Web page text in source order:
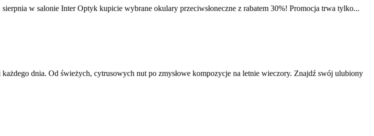
w salonie Inter Optyk kupicie wybrane okulary przeciwsłoneczne z rabatem 30%! Promocja trwa tylko...
dnia. Od świeżych, cytrusowych nut po zmysłowe kompozycje na letnie wieczory. Znajdź swój ulubiony